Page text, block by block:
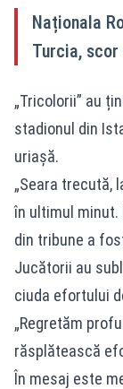
Naționala
Turcia,
„Tricolorii” au
stadionul din
uriașă.
„Seara trecută,
în ultimul
din tribune a
Jucătorii au
ciuda efortului
„Regretăm
răsplătească
În mesaj este